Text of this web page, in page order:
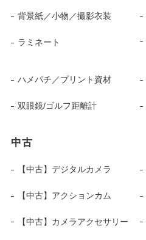
背景紙／小物／撮影衣装
ラミネート
ハメパチ／プリント資材
双眼鏡/ゴルフ距離計
中古
【中古】デジタルカメラ
【中古】アクションカム
【中古】カメラアクセサリー